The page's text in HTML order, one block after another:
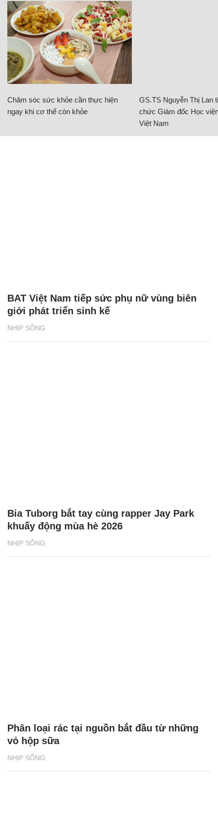
Chăm sóc sức khỏe cần thực hiện
ngay khi cơ thể còn khỏe
GS.TS Nguyễn Thị Lan
chức Giám đốc Học
Việt Nam
NHỊP SỐNG
BAT Việt Nam tiếp sức phụ nữ vùng biên
giới phát triển sinh kế
NHỊP SỐNG
Bia Tuborg bắt tay cùng rapper Jay Park
khuấy động mùa hè 2026
NHỊP SỐNG
Phân loại rác tại nguồn bắt đầu từ những
vỏ hộp sữa